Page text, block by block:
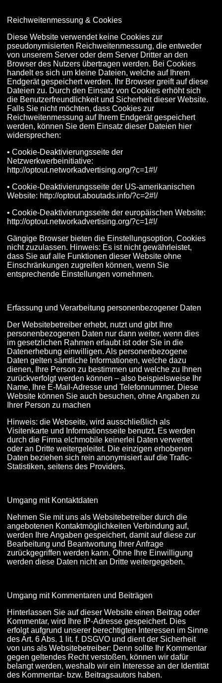
Reichweitenmessung & Cookies
Diese Website verwendet keine Cookies zur
pseudonymisierten Reichweitenmessung, die entweder
von unserem Server oder dem Server Dritter an den
Browser des Nutzers übertragen werden. Bei Cookies
handelt es sich um kleine Dateien, welche auf Ihrem
Endgerät gespeichert werden. Ihr Browser greift auf diese
Dateien zu. Durch den Einsatz von Cookies erhöht sich
die Benutzerfreundlichkeit und Sicherheit dieser Website.
Falls Sie nicht möchten, dass Cookies zur
Reichweitenmessung auf Ihrem Endgerät gespeichert
werden, können Sie dem Einsatz dieser Dateien hier
widersprechen:
• Cookie-Deaktivierungsseite der
Netzwerkwerbeinitiative:
http://optout.networkadvertising.org/?c=1#!/
• Cookie-Deaktivierungsseite der US-amerikanischen
Website: http://optout.aboutads.info/?c=2#!/
• Cookie-Deaktivierungsseite der europäischen Website:
http://optout.networkadvertising.org/?c=1#!/
Gängige Browser bieten die Einstellungsoption, Cookies
nicht zuzulassen. Hinweis: Es ist nicht gewährleistet,
dass Sie auf alle Funktionen dieser Website ohne
Einschränkungen zugreifen können, wenn Sie
entsprechende Einstellungen vornehmen.
Erfassung und Verarbeitung personenbezogener Daten
Der Websitebetreiber erhebt, nutzt und gibt Ihre
personenbezogenen Daten nur dann weiter, wenn dies
im gesetzlichen Rahmen erlaubt ist oder Sie in die
Datenerhebung einwilligen. Als personenbezogene
Daten gelten sämtliche Informationen, welche dazu
dienen, Ihre Person zu bestimmen und welche zu Ihnen
zurückverfolgt werden können – also beispielsweise Ihr
Name, Ihre E-Mail-Adresse und Telefonnummer. Diese
Website können Sie auch besuchen, ohne Angaben zu
Ihrer Person zu machen
Hinweis: die Webseite, wird ausschließlich als
Visitenkarte und Informationsseite benutzt. Es werden
durch die Firma elchmobile keinerlei Daten verwertet
oder an Dritte weitergeleitet. Die einzigen erhobenen
Daten beziehen sich rein anonymisiert auf die Trafic-
Statistiken, seitens des Providers.
Umgang mit Kontaktdaten
Nehmen Sie mit uns als Websitebetreiber durch die
angebotenen Kontaktmöglichkeiten Verbindung auf,
werden Ihre Angaben gespeichert, damit auf diese zur
Bearbeitung und Beantwortung Ihrer Anfrage
zurückgegriffen werden kann. Ohne Ihre Einwilligung
werden diese Daten nicht an Dritte weitergegeben.
Umgang mit Kommentaren und Beiträgen
Hinterlassen Sie auf dieser Website einen Beitrag oder
Kommentar, wird Ihre IP-Adresse gespeichert. Dies
erfolgt aufgrund unserer berechtigten Interessen im Sinne
des Art. 6 Abs. 1 lit. f. DSGVO und dient der Sicherheit
von uns als Websitebetreiber: Denn sollte Ihr Kommentar
gegen geltendes Recht verstoßen, können wir dafür
belangt werden, weshalb wir ein Interesse an der Identität
des Kommentar- bzw. Beitragsautors haben.